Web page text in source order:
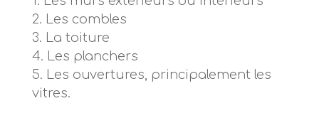
Les combles
La toiture
Les planchers
Les ouvertures, principalement les
vitres.